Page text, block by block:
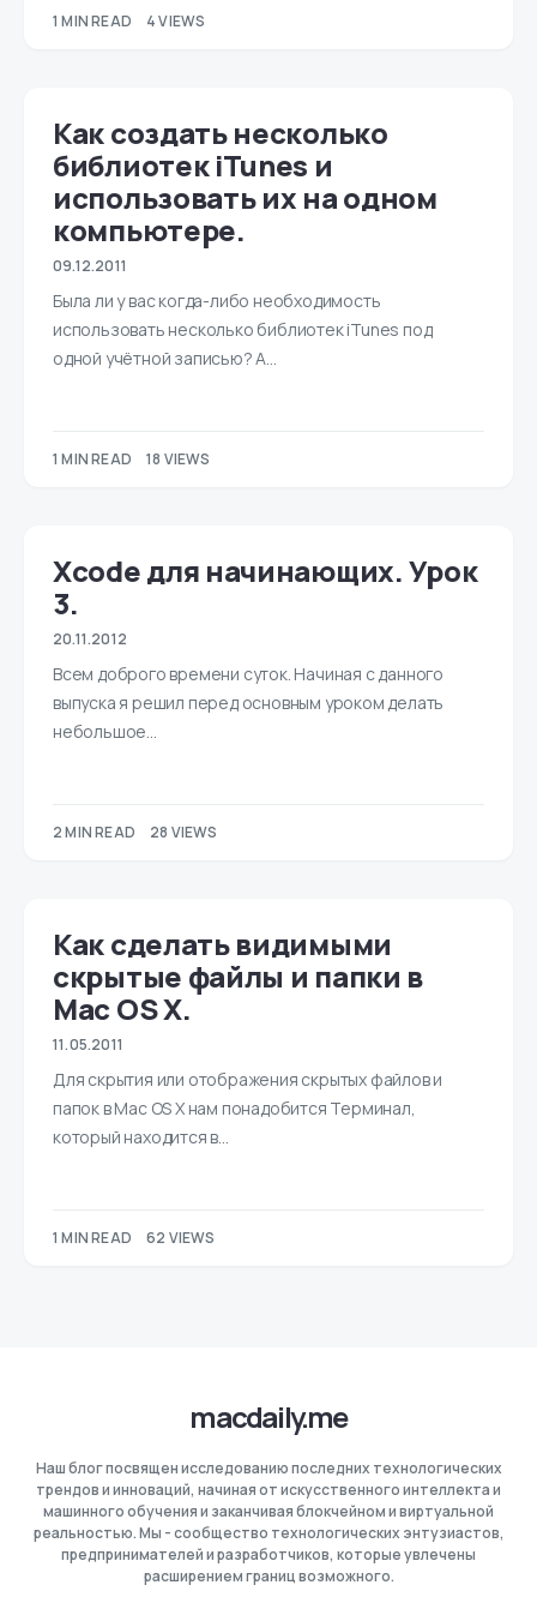
1 MIN READ 4 VIEWS
Как создать несколько
библиотек iTunes и
использовать их на одном
компьютере.
09.12.2011
Была ли у вас когда-либо необходимость
использовать несколько библиотек iTunes под
одной учётной записью? А…
1 MIN READ 18 VIEWS
Xcode для начинающих. Урок
3.
20.11.2012
Всем доброго времени суток. Начиная с данного
выпуска я решил перед основным уроком делать
небольшое…
2 MIN READ 28 VIEWS
Как сделать видимыми
скрытые файлы и папки в
Mac OS X.
11.05.2011
Для скрытия или отображения скрытых файлов и
папок в Mac OS X нам понадобится Терминал,
который находится в…
1 MIN READ 62 VIEWS
macdaily.me
Наш блог посвящен исследованию последних технологических
трендов и инноваций, начиная от искусственного интеллекта и
машинного обучения и заканчивая блокчейном и виртуальной
реальностью. Мы - сообщество технологических энтузиастов,
предпринимателей и разработчиков, которые увлечены
расширением границ возможного.